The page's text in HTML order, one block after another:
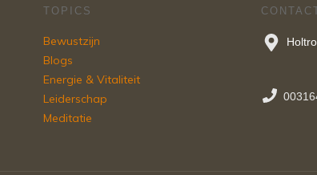
TOPICS
Bewustzijn
Blogs
Energie & Vitaliteit
Leiderschap
Meditatie